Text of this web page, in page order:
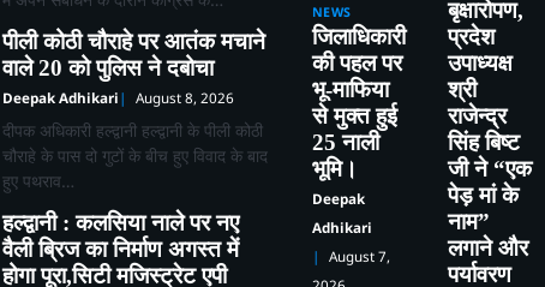
पीली कोठी चौराहे पर आतंक मचाने
वाले 20 को पुलिस ने दबोचा
Deepak Adhikari August 8, 2026
दीपक अधिकारी हल्द्वानी हल्द्वानी के पीली कोठी
चौराहे के पास दो गुटों के बीच हुए विवाद के बाद
हुए पथराव…
हल्द्वानी : कलसिया नाले पर नए
वैली ब्रिज का निर्माण अगस्त में
होगा पूरा,सिटी मजिस्ट्रेट एपी
NEWS
जिलाधिकारी
की पहल पर
भू-माफिया
से मुक्त हुई
25 नाली
भूमि।
Deepak
Adhikari
August 7,
बृक्षारोपण,
प्रदेश
उपाध्यक्ष
श्री
राजेन्द्र
सिंह बिष्ट
जी ने “एक
पेड़ मां के
नाम”
लगाने और
पर्यावरण